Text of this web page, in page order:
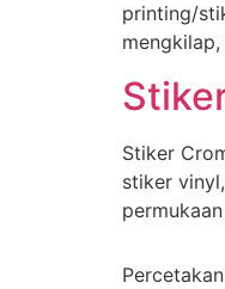
printing/
Stiker
stiker